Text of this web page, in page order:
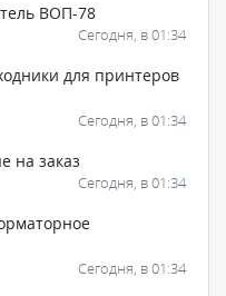
ВОП-78
Сегодня, в 01:34
для принтеров
Сегодня, в 01:34
на заказ
Сегодня, в 01:34
Сегодня, в 01:34